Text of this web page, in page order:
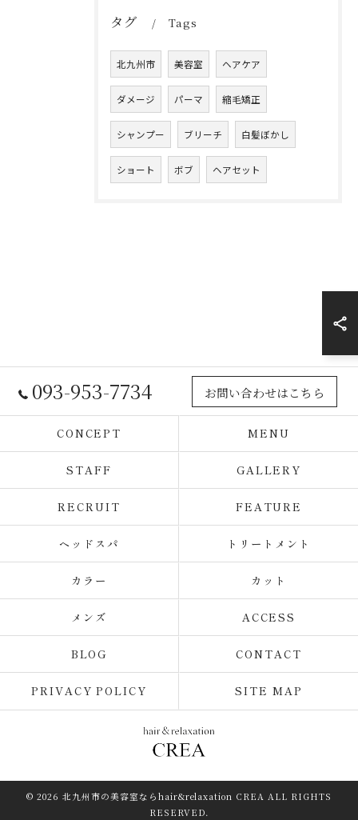
タグ Tags
北九州市 美容室 ヘアケア
ダメージ パーマ 縮毛矯正
シャンプー ブリーチ 白髪ぼかし
ショート ボブ ヘアセット
093-953-7734 お問い合わせはこちら
CONCEPT MENU
STAFF GALLERY
RECRUIT FEATURE
ヘッドスパ トリートメント
カラー カット
メンズ ACCESS
BLOG CONTACT
PRIVACY POLICY SITE MAP
© 2026 北九州市の美容室ならhair&relaxation CREA ALL RIGHTS
RESERVED.